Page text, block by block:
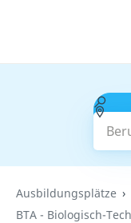
Ausbildungsplätze
BTA - Biologisch-